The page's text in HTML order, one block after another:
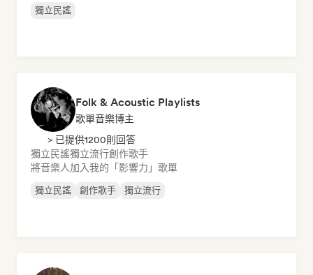
獨立民謠
Folk & Acoustic Playlists
歌單音樂博主
> 已提供1200則回答
獨立民謠獨立流行創作歌手
將音樂人加入我的「影響力」歌單
獨立民謠 創作歌手 獨立流行